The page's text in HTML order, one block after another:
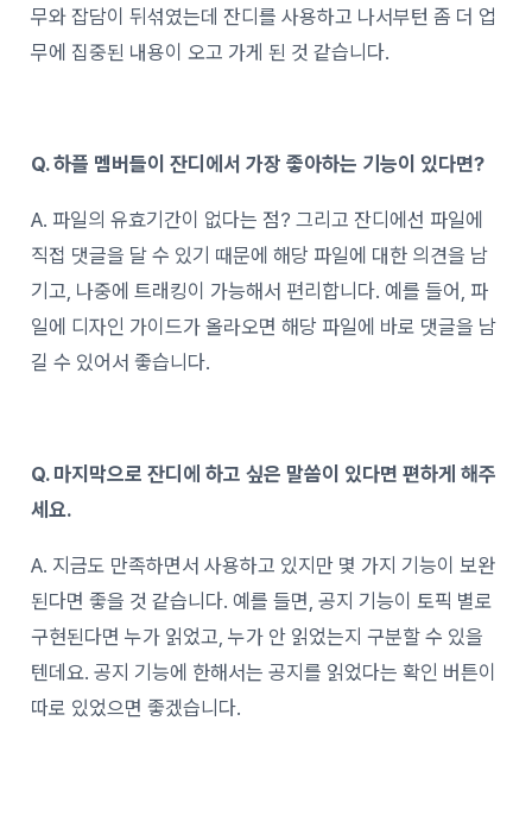
무와 잡담이 뒤섞였는데 잔디를 사용하고 나서부턴 좀 더 업
무에 집중된 내용이 오고 가게 된 것 같습니다.
Q. 하플 멤버들이 잔디에서 가장 좋아하는 기능이 있다면?
A. 파일의 유효기간이 없다는 점? 그리고 잔디에선 파일에
직접 댓글을 달 수 있기 때문에 해당 파일에 대한 의견을 남
기고, 나중에 트래킹이 가능해서 편리합니다. 예를 들어, 파
일에 디자인 가이드가 올라오면 해당 파일에 바로 댓글을 남
길 수 있어서 좋습니다.
Q. 마지막으로 잔디에 하고 싶은 말씀이 있다면 편하게 해주
세요.
A. 지금도 만족하면서 사용하고 있지만 몇 가지 기능이 보완
된다면 좋을 것 같습니다. 예를 들면, 공지 기능이 토픽 별로
구현된다면 누가 읽었고, 누가 안 읽었는지 구분할 수 있을
텐데요. 공지 기능에 한해서는 공지를 읽었다는 확인 버튼이
따로 있었으면 좋겠습니다.